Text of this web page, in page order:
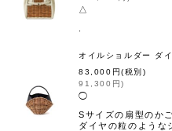
△
オイルショルダー ダ
83,000 円(税別)
91,300 円)
◯
Sサイズの扇型のか
ダイヤの粒のような